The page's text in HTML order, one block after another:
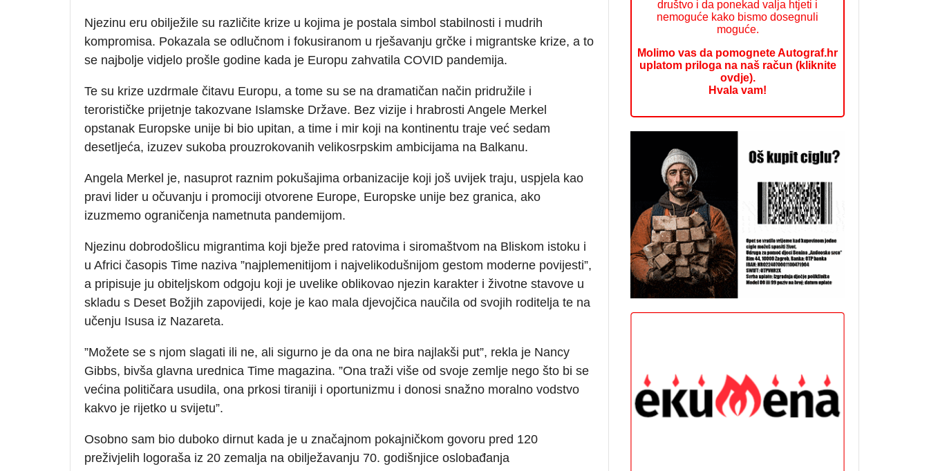
Njezinu eru obilježile su različite krize u kojima je postala simbol stabilnosti i mudrih
kompromisa. Pokazala se odlučnom i fokusiranom u rješavanju grčke i migrantske krize, a to
se najbolje vidjelo prošle godine kada je Europu zahvatila COVID pandemija.
Te su krize uzdrmale čitavu Europu, a tome su se na dramatičan način pridružile i
terorističke prijetnje takozvane Islamske Države. Bez vizije i hrabrosti Angele Merkel
opstanak Europske unije bi bio upitan, a time i mir koji na kontinentu traje već sedam
desetljeća, izuzev sukoba prouzrokovanih velikosrpskim ambicijama na Balkanu.
Angela Merkel je, nasuprot raznim pokušajima orbanizacije koji još uvijek traju, uspjela kao
pravi lider u očuvanju i promociji otvorene Europe, Europske unije bez granica, ako
izuzmemo ograničenja nametnuta pandemijom.
Njezinu dobrodošlicu migrantima koji bježe pred ratovima i siromaštvom na Bliskom istoku i
u Africi časopis Time naziva ”najplemenitijom i najvelikodušnijom gestom moderne povijesti”,
a pripisuje ju obiteljskom odgoju koji je uvelike oblikovao njezin karakter i životne stavove u
skladu s Deset Božjih zapovijedi, koje je kao mala djevojčica naučila od svojih roditelja te na
učenju Isusa iz Nazareta.
”Možete se s njom slagati ili ne, ali sigurno je da ona ne bira najlakši put”, rekla je Nancy
Gibbs, bivša glavna urednica Time magazina. ”Ona traži više od svoje zemlje nego što bi se
većina političara usudila, ona prkosi tiraniji i oportunizmu i donosi snažno moralno vodstvo
kakvo je rijetko u svijetu”.
Osobno sam bio duboko dirnut kada je u značajnom pokajničkom govoru pred 120
preživjelih logoraša iz 20 zemalja na obilježavanju 70. godišnjice oslobađanja
društvo i da ponekad valja htjeti i
nemoguće kako bismo dosegnuli
moguće.
Molimo vas da pomognete Autograf.hr
uplatom priloga na naš račun (kliknite
ovdje).
Hvala vam!